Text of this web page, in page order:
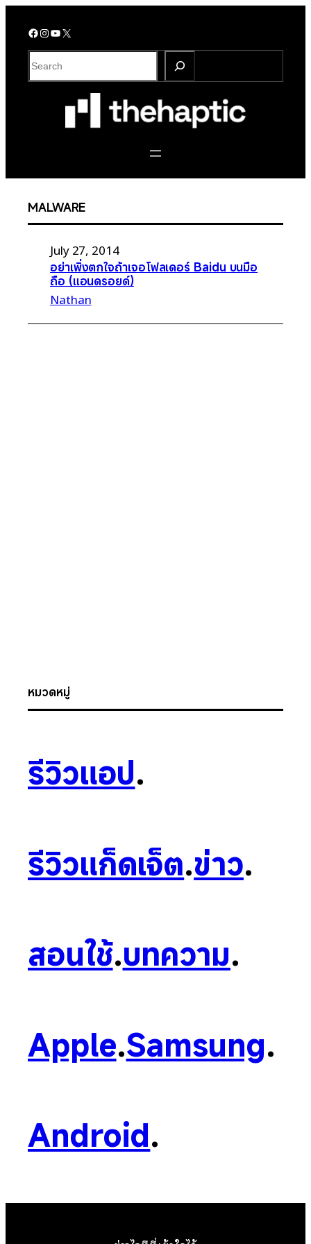
Facebook InstagramYouTube X
S
e
MALWARE
July 27, 2014
อย่าเพิ่งตกใจถ้าเจอโฟลเดอร์ Baidu บนมือ
ถือ (แอนดรอยด์)
Nathan
หมวดหมู่
รีวิวแอป.
รีวิวแก็ดเจ็ต.ข่าว.
สอนใช้.บทความ.
Apple.Samsung.
Android.